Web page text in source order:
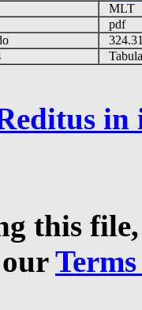
MLT
pdf
in
this
our